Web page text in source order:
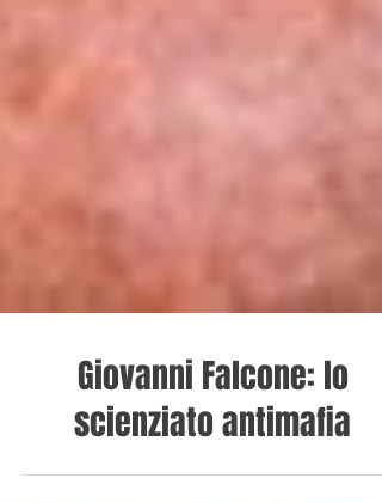
Giovanni Falcone: lo
scienziato antimafia